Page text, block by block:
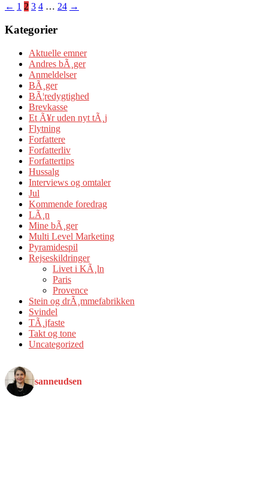
Navigation
til
indlæg
← 1 2 3 4 … 24 →
Kategorier
Aktuelle emner
Andres bÃ¸ger
Anmeldelser
BÃ¸ger
BÃ¦redygtighed
Brevkasse
Et Ã¥r uden nyt tÃ¸j
Flytning
Forfattere
Forfatterliv
Forfattertips
Hussalg
Interviews og omtaler
Jul
Kommende foredrag
LÃ¸n
Mine bÃ¸ger
Multi Level Marketing
Pyramidespil
Rejseskildringer
Livet i KÃ¸ln
Paris
Provence
Stein og drÃ¸mmefabrikken
Svindel
TÃ¸jfaste
Takt og tone
Uncategorized
sanneudsen